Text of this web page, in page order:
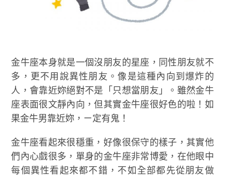
金牛座本身就是一個沒朋友的星座，同性朋友就不
多，更不用說異性朋友。像是這種內向到爆炸的
人，會靠近妳絕對不是「只想當朋友」。雖然金牛
座表面很文靜內向，但其實金牛座很好色的啦！如
果金牛男靠近妳，ㄧ定有鬼！
金牛座看起來很穩重，好像很保守的樣子，其實他
們內心戲很多，單身的金牛座非常博愛，在他眼中
每個異性看起來都不錯，不如全部都先從朋友做